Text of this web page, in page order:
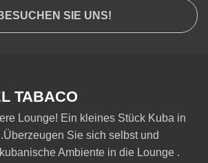
SIE UNS!
TABACO
Lounge! Ein kleines Stück Kuba in
Sie sich selbst und
Ambiente in die Lounge .